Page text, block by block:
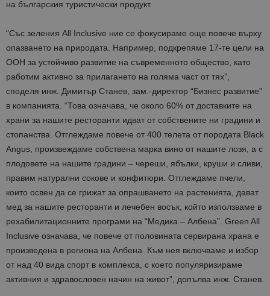
на българския туристически продукт.
“Със зеления All Inclusive ние се фокусираме още повече върху
опазването на природата. Например, подкрепяме 17-те цели на
ООН за устойчиво развитие на съвременното общество, като
работим активно за прилагането на голяма част от тях”,
споделя инж. Димитър Станев, зам.-директор “Бизнес развитие”
в компанията. “Това означава, че около 60% от доставките на
храни за нашите ресторанти идват от собствените ни градини и
стопанства. Отглеждаме повече от 400 телета от породата Black
Angus, произвеждаме собствена марка вино от нашите лозя, а с
плодовете на нашите градини – череши, ябълки, круши и сливи,
правим натурални сокове и конфитюри. Отглеждаме пчели,
които освен да се грижат за опрашването на растенията, дават
мед за нашите ресторанти и лечебен восък, който използваме в
рехабилитационните програми на “Медика – Албена”. Green All
Inclusive означава, че повече от половината сервирана храна е
произведена в региона на Албена. Към нея включваме и избор
от над 40 вида спорт в комплекса, с което популяризираме
активния и здравословен начин на живот”, допълва инж. Станев.